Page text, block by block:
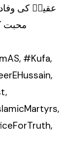
عقیلؑ کی
محبت
#Kufa,